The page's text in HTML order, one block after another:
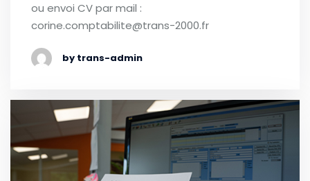
ou envoi CV par mail :
corine.comptabilite@trans-2000.fr
by trans-admin